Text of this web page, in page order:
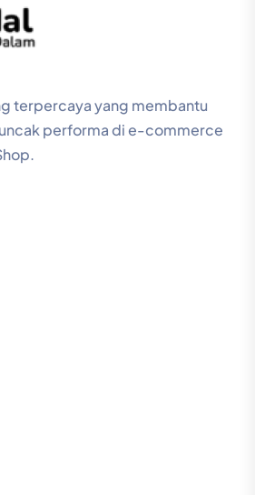
terpercaya yang membantu
performa di e-commerce